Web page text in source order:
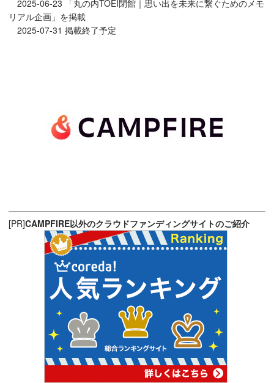
2025-06-23 「丸の内TOEI閉館｜思い出を未来に繋ぐためのメモ
リアル企画」を掲載
2025-07-31 掲載終了予定
[PR]CAMPFIRE以外のクラウドファンディングサイトのご紹介